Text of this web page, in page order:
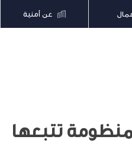
عن أمنية
تتبعها